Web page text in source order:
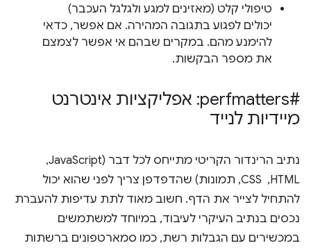
טיפולי קלט (מאזינים למגע ולגלגל העכבר)
יכולים לפגוע בתגובה המהירה. אם אפשר, כדאי
להימנע מהם. במקרים שבהם אי אפשר לצמצם
את מספר הבקשות.
#perfmatters: אפליקציות אינטרנט
מיידיות לנייד
נתיב הרינדור הקריטי מתייחס לכל דבר (JavaScript, ‏
HTML, ‏ CSS, תמונות) שהדפדפן צריך לפני שהוא יכול
להתחיל לצייר את הדף. חשוב מאוד לתת עדיפות להעברת
נכסים בנתיב העיקרי לעיבוד, במיוחד למשתמשים
במכשירים עם הגבלות רשת, כמו סמארטפונים ברשתות